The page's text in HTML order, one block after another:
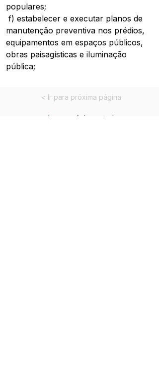
populares;
f) estabelecer e executar planos de
manutenção preventiva nos prédios,
equipamentos em espaços públicos,
obras paisagísticas e iluminação
pública;
< Ir para próxima página
< Ir para página anterior